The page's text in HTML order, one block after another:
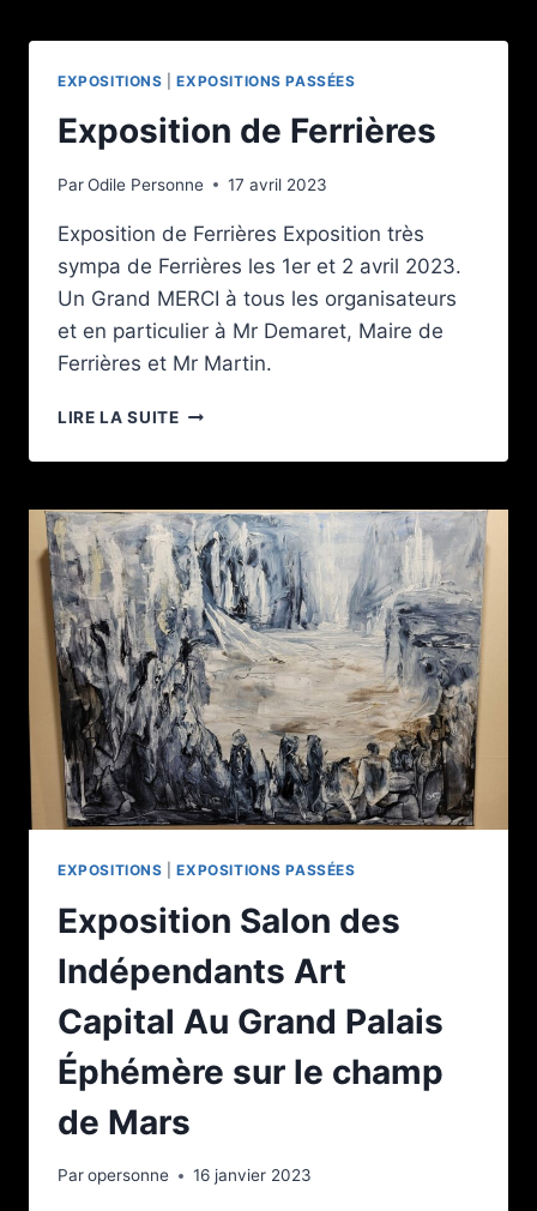
EXPOSITIONS |EXPOSITIONS PASSÉES
Exposition de Ferrières
ParOdile Personne 17 avril 2023
Exposition de Ferrières Exposition très
sympa de Ferrières les 1er et 2 avril 2023.
Un Grand MERCI à tous les organisateurs
et en particulier à Mr Demaret, Maire de
Ferrières et Mr Martin.
LIRE LA SUITEEXPOSITION
FERRIÈRES
EXPOSITIONS |EXPOSITIONS PASSÉES
Exposition Salon des
Indépendants Art
Capital Au Grand Palais
Éphémère sur le champ
de Mars
Paropersonne 16 janvier 2023